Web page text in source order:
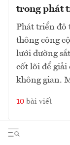
trong phát
Phát triển đô
thông công
lưới đường
cốt lõi để giải
không gian.
10 bài viết